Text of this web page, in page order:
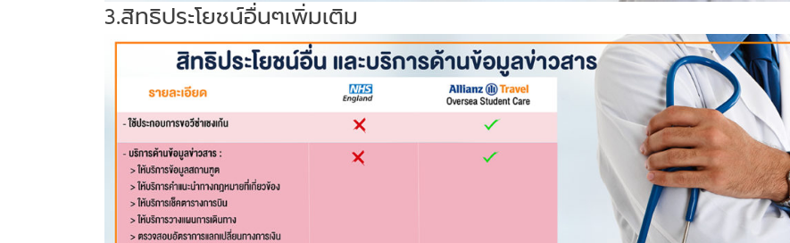
3.สิทธิประโยชน์อื่นๆเพิ่มเติม